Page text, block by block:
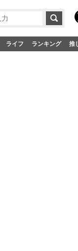
ライフ ランキング 推